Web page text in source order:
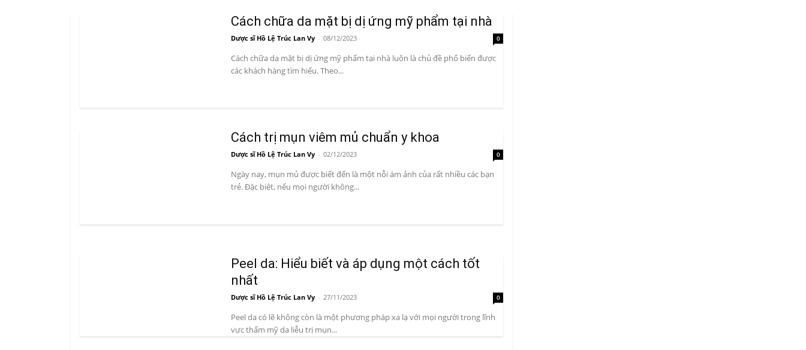
Cách chữa da mặt bị dị ứng mỹ phẩm tại nhà
Dược sĩ Hồ Lệ Trúc Lan Vy - 08/12/2023 0
Cách chữa da mặt bị dị ứng mỹ phẩm tại nhà luôn là chủ đề phổ biến được
các khách hàng tìm hiểu. Theo...
Cách trị mụn viêm mủ chuẩn y khoa
Dược sĩ Hồ Lệ Trúc Lan Vy - 02/12/2023 0
Ngày nay, mụn mủ được biết đến là một nỗi ám ảnh của rất nhiều các bạn
trẻ. Đặc biệt, nếu mọi người không...
Peel da: Hiểu biết và áp dụng một cách tốt
nhất
Dược sĩ Hồ Lệ Trúc Lan Vy - 27/11/2023 0
Peel da có lẽ không còn là một phương pháp xa lạ với mọi người trong lĩnh
vực thẩm mỹ da liễu trị mụn...